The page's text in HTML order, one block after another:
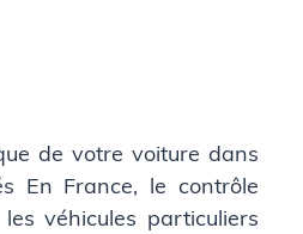
de votre voiture dans
En France, le contrôle
véhicules particuliers